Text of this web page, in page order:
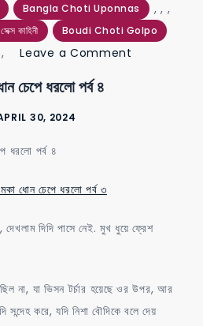
,
Bangla Choti Uponnas ,
কাহিনী
,
Boudi Choti Golpo
, Leave a Comment
৪
চেপে ধরলো পর্ব ৪
ধরলো পর্ব ৪
ধোন চেপে ধরলো পর্ব ৩
দিদি পাসে নেই. মুখ ধুয়ে ফ্রেশ
না, যা ভিসন টর্চার হয়েছে ওর উপর, আর
সন্দেহ করে, যদি নিশা বৌদিকে বলে দেয়